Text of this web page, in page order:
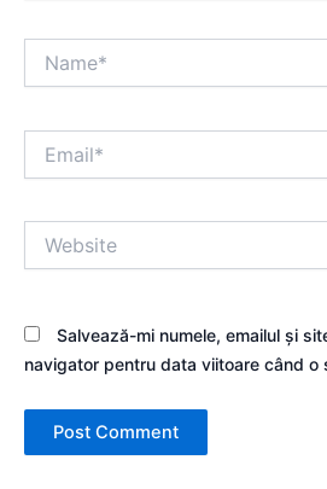
Salvează-mi numele, emailul și
navigator pentru data viitoare când o